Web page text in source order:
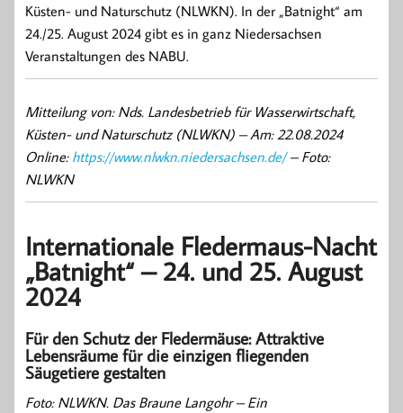
Küsten- und Naturschutz (NLWKN). In der „Batnight“ am
24./25. August 2024 gibt es in ganz Niedersachsen
Veranstaltungen des NABU.
Mitteilung von: Nds. Landesbetrieb für Wasserwirtschaft,
Küsten- und Naturschutz (NLWKN) –Am: 22.08.2024
Online: https://www.nlwkn.niedersachsen.de/– Foto:
NLWKN
Internationale Fledermaus-Nacht
„Batnight“ – 24. und 25. August
2024
Für den Schutz der Fledermäuse: Attraktive
Lebensräume für die einzigen fliegenden
Säugetiere gestalten
Foto: NLWKN. Das Braune Langohr – Ein